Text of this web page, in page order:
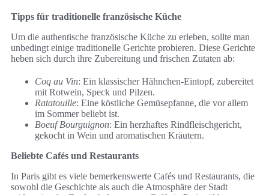
Tipps für traditionelle französische Küche
Um die authentische französische Küche zu erleben, sollte man
unbedingt einige traditionelle Gerichte probieren. Diese Gerichte
heben sich durch ihre Zubereitung und frischen Zutaten ab:
Coq au Vin: Ein klassischer Hähnchen-Eintopf, zubereitet
mit Rotwein, Speck und Pilzen.
Ratatouille: Eine köstliche Gemüsepfanne, die vor allem
im Sommer beliebt ist.
Boeuf Bourguignon: Ein herzhaftes Rindfleischgericht,
gekocht in Wein und aromatischen Kräutern.
Beliebte Cafés und Restaurants
In Paris gibt es viele bemerkenswerte Cafés und Restaurants, die
sowohl die Geschichte als auch die Atmosphäre der Stadt